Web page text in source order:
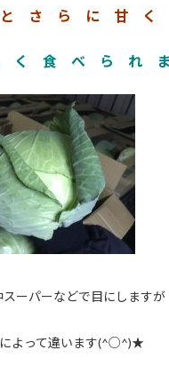
さ ら に 甘 く
く 食 べ ら れ
ーパーなどで目にしますが
よって違います(^○^)★